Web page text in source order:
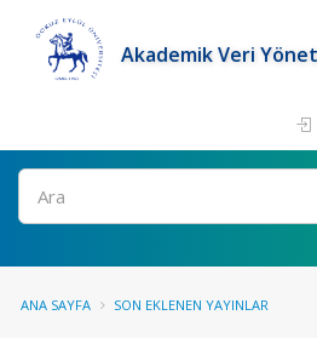
Akademik Veri
Ara
ANA SAYFA SON EKLENEN YAYINLAR